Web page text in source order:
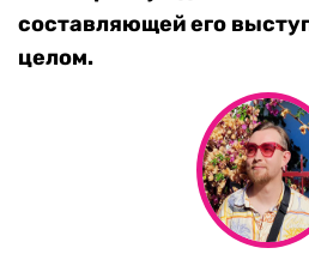
составляющей его
целом.